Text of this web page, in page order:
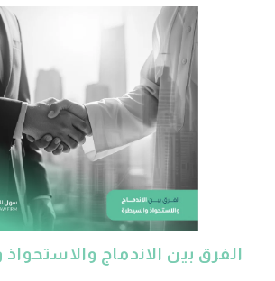
الفرق بين الاندماج